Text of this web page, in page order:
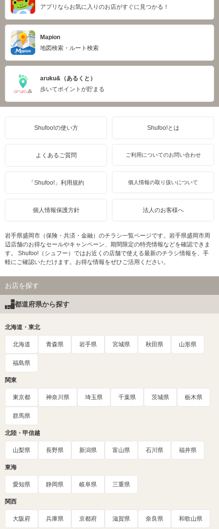
アプリならお気に入りのお店がすぐに見つかる！
Mapion
地図検索・ルート検索
aruku&（あるくと）
歩いてポイントが貯まる
Shufoo!の使い方 Shufoo!とは
よくあるご質問 ご利用についてのお問い合わせ
「Shufoo!」利用規約 個人情報の取り扱いについて
個人情報保護方針 法人のお客様へ
岩手県盛岡市（保険・共済・金融）のチラシ一覧ページです。岩手県盛岡市周
辺店舗のお得なセールやキャンペーン、期間限定の特売情報などを確認できま
す。 Shufoo!（シュフー）ではお近くの店舗で使える最新のチラシ情報を、手
軽にご確認いただけます。お得な情報をぜひご活用ください。
お店を探す
都道府県から探す
北海道・東北
北海道 青森県 岩手県 宮城県 秋田県 山形県
福島県
関東
東京都 神奈川県 埼玉県 千葉県 茨城県 栃木県
群馬県
北陸・甲信越
山梨県 長野県 新潟県 富山県 石川県 福井県
東海
愛知県 静岡県 岐阜県 三重県
関西
大阪府 兵庫県 京都府 滋賀県 奈良県 和歌山県